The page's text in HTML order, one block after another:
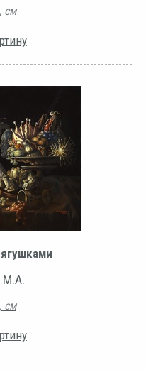
см
М.А.
см